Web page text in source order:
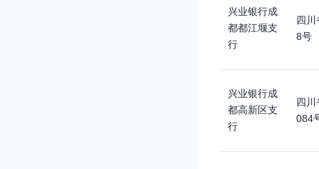
兴业银行成
都都江堰支
行
四川
8号
兴业银行成
都高新区支
行
四川
084